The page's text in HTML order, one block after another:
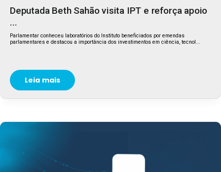
Deputada Beth Sahão visita IPT e reforça apoio
...
Parlamentar conheceu laboratórios do Instituto beneficiados por emendas
parlamentares e destacou a importância dos investimentos em ciência, tecnol...
Leia mais